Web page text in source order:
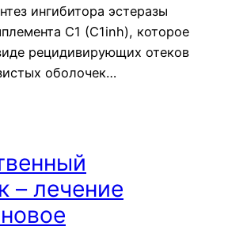
ингибитора эстеразы
C1 (С1inh), которое
рецидивирующих отеков
оболочек…
– лечение